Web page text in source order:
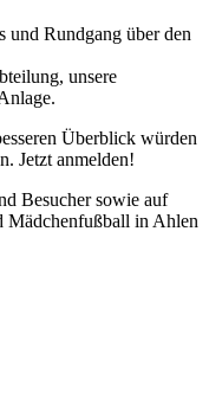
und Rundgang über den
unsere
Überblick würden
Jetzt anmelden!
Besucher sowie auf
Mädchenfußball in Ahlen